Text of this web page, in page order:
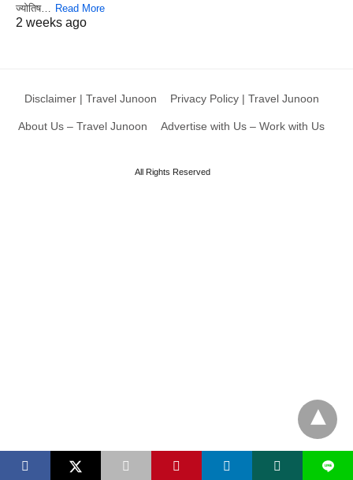
ज्योतिष… Read More
2 weeks ago
Disclaimer | Travel Junoon Privacy Policy | Travel Junoon
About Us – Travel Junoon Advertise with Us – Work with Us
All Rights Reserved
L